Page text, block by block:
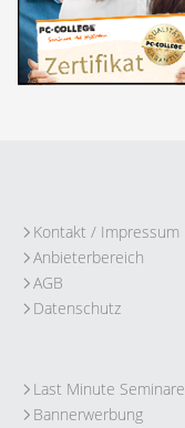
Kontakt / Impressum
Anbieterbereich
AGB
Datenschutz
Last Minute Seminare
Bannerwerbung